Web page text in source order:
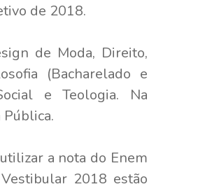
de 2018.
de Moda, Direito,
(Bacharelado e
e Teologia. Na
a nota do Enem
2018 estão